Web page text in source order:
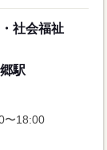
社会福祉
駅
〜18:00